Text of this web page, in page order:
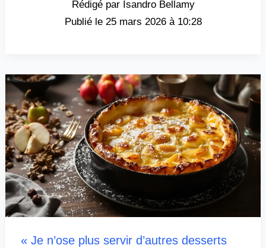
Isandro Bellamy
25 mars 2026 à 10:28
« Je n’ose plus servir d’autres desserts